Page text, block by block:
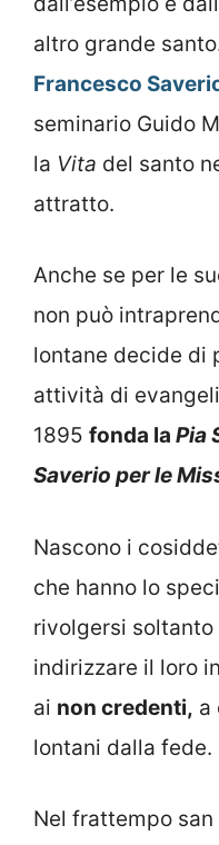
altro grande
Francesco
seminario Guido
la Vita del santo
attratto.
Anche se per le
non può
lontane decide di
attività di
1895 fonda la Pia
Saverio per le
Nascono i
che hanno lo
rivolgersi
indirizzare il loro
ai non credenti, a
lontani dalla fede.
Nel frattempo